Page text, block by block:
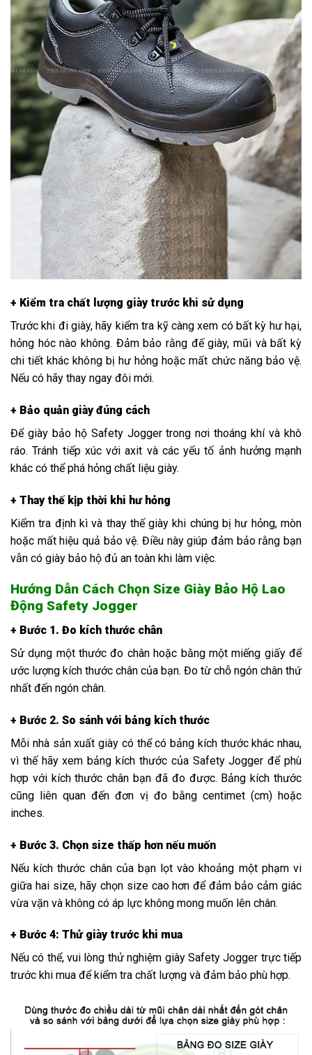
+ Kiểm tra chất lượng giày trước khi sử dụng
Trước khi đi giày, hãy kiểm tra kỹ càng xem có bất kỳ hư hại,
hỏng hóc nào không. Đảm bảo rằng đế giày, mũi và bất kỳ
chi tiết khác không bị hư hỏng hoặc mất chức năng bảo vệ.
Nếu có hãy thay ngay đôi mới.
+ Bảo quản giày đúng cách
Để giày bảo hộ Safety Jogger trong nơi thoáng khí và khô
ráo. Tránh tiếp xúc với axit và các yếu tố ảnh hưởng mạnh
khác có thể phá hỏng chất liệu giày.
+ Thay thế kịp thời khi hư hỏng
Kiểm tra định kì và thay thế giày khi chúng bị hư hỏng, mòn
hoặc mất hiệu quả bảo vệ. Điều này giúp đảm bảo rằng bạn
vẫn có giày bảo hộ đủ an toàn khi làm việc.
Hướng Dẫn Cách Chọn Size Giày Bảo Hộ Lao
Động Safety Jogger
+ Bước 1. Đo kích thước chân
Sử dụng một thước đo chân hoặc bằng một miếng giấy để
ước lượng kích thước chân của bạn. Đo từ chỗ ngón chân thứ
nhất đến ngón chân.
+ Bước 2. So sánh với bảng kích thước
Mỗi nhà sản xuất giày có thể có bảng kích thước khác nhau,
vì thế hãy xem bảng kích thước của Safety Jogger để phù
hợp với kích thước chân bạn đã đo được. Bảng kích thước
cũng liên quan đến đơn vị đo bằng centimet (cm) hoặc
inches.
+ Bước 3. Chọn size thấp hơn nếu muốn
Nếu kích thước chân của bạn lọt vào khoảng một phạm vi
giữa hai size, hãy chọn size cao hơn để đảm bảo cảm giác
vừa vặn và không có áp lực không mong muốn lên chân.
+ Bước 4: Thử giày trước khi mua
Nếu có thể, vui lòng thử nghiệm giày Safety Jogger trực tiếp
trước khi mua để kiểm tra chất lượng và đảm bảo phù hợp.